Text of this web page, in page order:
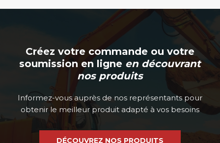
Créez votre commande ou votre
soumission en ligne en découvrant
nos produits
Informez-vous auprès de nos représentants pour
obtenir le meilleur produit adapté à vos besoins
DÉCOUVREZ NOS PRODUITS